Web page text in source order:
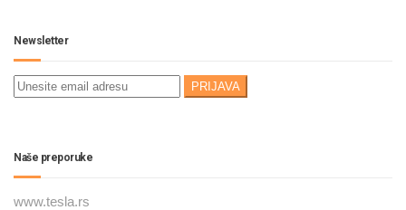
Newsletter
Naše preporuke
www.tesla.rs